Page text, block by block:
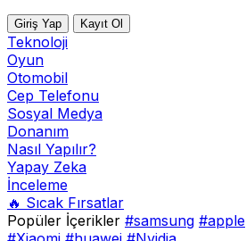
Giriş Yap Kayıt Ol
Teknoloji
Oyun
Otomobil
Cep Telefonu
Sosyal Medya
Donanım
Nasıl Yapılır?
Yapay Zeka
İnceleme
🔥 Sıcak Fırsatlar
Popüler İçerikler #samsung #apple